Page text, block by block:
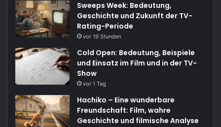
Sweeps Week: Bedeutung,
Geschichte und Zukunft der TV-
Rating-Periode
vor 19 Stunden
Cold Open: Bedeutung, Beispiele
und Einsatz im Film und in der TV-
Show
vor 1 Tag
Hachiko – Eine wunderbare
Freundschaft: Film, wahre
Geschichte und filmische Analyse